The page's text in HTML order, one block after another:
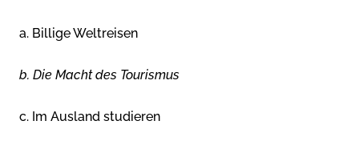
a. Billige Weltreisen
b. Die Macht des Tourismus
c. Im Ausland studieren